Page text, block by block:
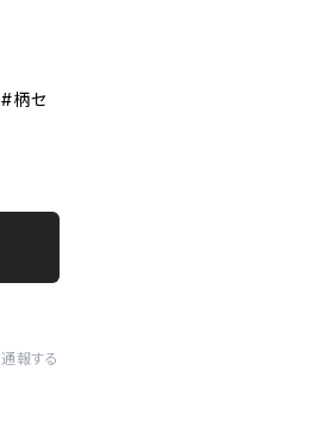
柄セ
通報する